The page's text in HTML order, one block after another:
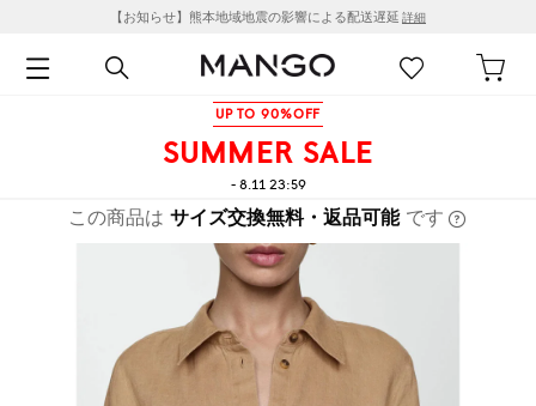
【お知らせ】熊本地域地震の影響による配送遅延 詳細
UP TO 90%OFF
SUMMER SALE
- 8.11 23:59
この商品は サイズ交換無料・返品可能 です